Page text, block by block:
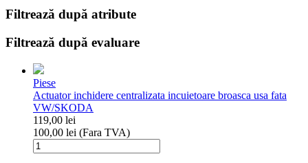
Filtrează după atribute
Filtrează după evaluare
Piese
Actuator inchidere centralizata incuietoare broasca usa fata
VW/SKODA
119,00 lei
100,00 lei (Fara TVA)
Cantitate
Actuator